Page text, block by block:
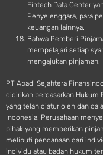
Fintech Data Center
Penyelenggara, para
keuangan lainnya.
Bahwa Pemberi
mempelajari setiap
mengajukan pinjaman.
PT Abadi Sejahtera
didirikan berdasarkan Hukum
yang telah diatur oleh dan
Indonesia, Perusahaan
pihak yang memberikan
meliputi pendanaan dari
individu atau badan hukum